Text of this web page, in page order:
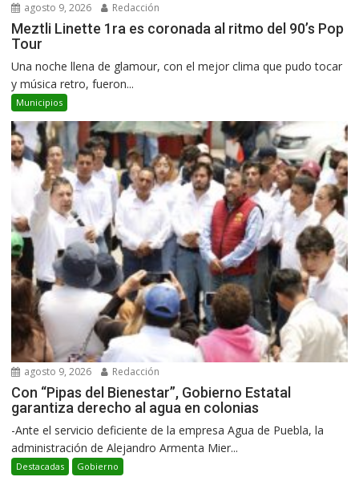
agosto 9, 2026 Redacción
Meztli Linette 1ra es coronada al ritmo del 90’s Pop
Tour
Una noche llena de glamour, con el mejor clima que pudo tocar
y música retro, fueron...
Municipios
agosto 9, 2026 Redacción
Con “Pipas del Bienestar”, Gobierno Estatal
garantiza derecho al agua en colonias
-Ante el servicio deficiente de la empresa Agua de Puebla, la
administración de Alejandro Armenta Mier...
Destacadas Gobierno